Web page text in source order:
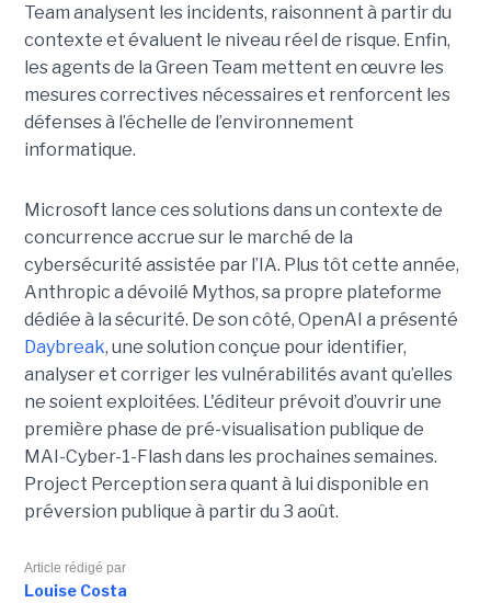
Team analysent les incidents, raisonnent à partir du
contexte et évaluent le niveau réel de risque. Enfin,
les agents de la Green Team mettent en œuvre les
mesures correctives nécessaires et renforcent les
défenses à l’échelle de l’environnement
informatique.
Microsoft lance ces solutions dans un contexte de
concurrence accrue sur le marché de la
cybersécurité assistée par l’IA. Plus tôt cette année,
Anthropic a dévoilé Mythos, sa propre plateforme
dédiée à la sécurité. De son côté, OpenAI a présenté
Daybreak, une solution conçue pour identifier,
analyser et corriger les vulnérabilités avant qu’elles
ne soient exploitées. L'éditeur prévoit d’ouvrir une
première phase de pré-visualisation publique de
MAI-Cyber-1-Flash dans les prochaines semaines.
Project Perception sera quant à lui disponible en
préversion publique à partir du 3 août.
Article rédigé par
Louise Costa